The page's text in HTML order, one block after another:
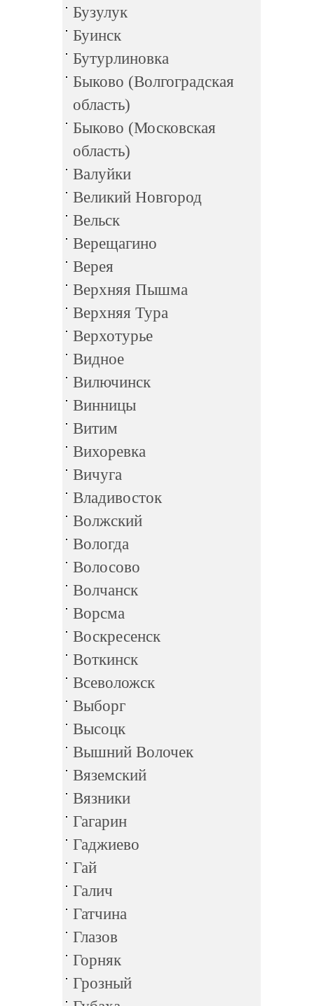
Бузулук
Буинск
Бутурлиновка
Быково (Волгоградская
область)
Быково (Московская
область)
Валуйки
Великий Новгород
Вельск
Верещагино
Верея
Верхняя Пышма
Верхняя Тура
Верхотурье
Видное
Вилючинск
Винницы
Витим
Вихоревка
Вичуга
Владивосток
Волжский
Вологда
Волосово
Волчанск
Ворсма
Воскресенск
Воткинск
Всеволожск
Выборг
Высоцк
Вышний Волочек
Вяземский
Вязники
Гагарин
Гаджиево
Гай
Галич
Гатчина
Глазов
Горняк
Грозный